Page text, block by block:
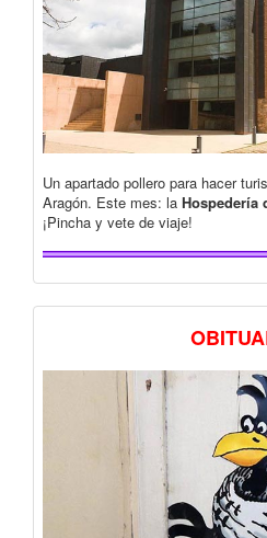
Un apartado pollero para hacer
Aragón. Este mes: la Hospedería
¡Pincha y vete de viaje!